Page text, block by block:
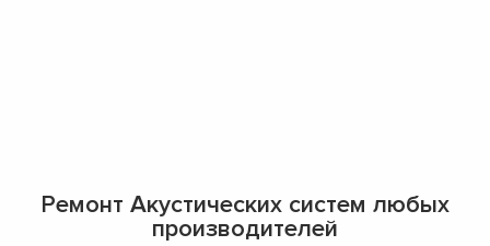
Ремонт Акустических систем любых
производителей